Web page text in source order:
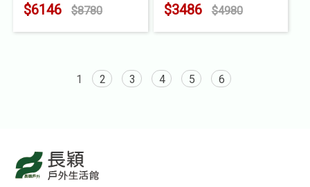
型號 : X000009925
$6146 $8780
型號 : X000009417
$3486 $4980
1 2 3 4 5 6